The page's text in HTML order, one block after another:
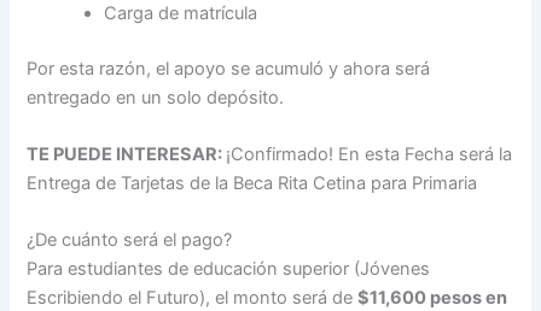
Carga de matrícula
Por esta razón, el apoyo se acumuló y ahora será
entregado en un solo depósito.
TE PUEDE INTERESAR: ¡Confirmado! En esta Fecha será la
Entrega de Tarjetas de la Beca Rita Cetina para Primaria
¿De cuánto será el pago?
Para estudiantes de educación superior (Jóvenes
Escribiendo el Futuro), el monto será de$11,600 pesos en